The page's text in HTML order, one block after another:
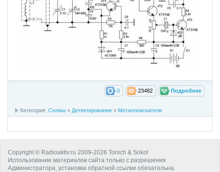
Подробнее
23482
0
Категория: Схемы » Детектирование » Металлоискатели
Copyright © Radioaktiv.ru 2009-2026 Tonich & Sokol
Использование материалов сайта только с разрешения
Администратора, установка обратной ссылки обязательна.